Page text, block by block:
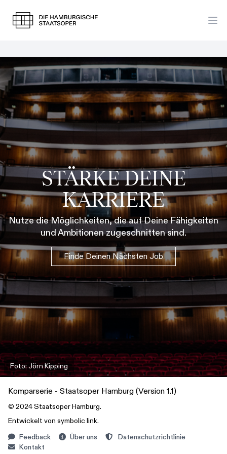
Foto: Jörn Kipping
STÄRKE DEINE
KARRIERE
Nutze die Möglichkeiten, die auf Deine Fähigkeiten
und Ambitionen zugeschnitten sind.
Finde Deinen Nächsten Job
Komparserie - Staatsoper Hamburg (Version 1.1)
© 2024Staatsoper Hamburg.
Entwickelt von symbolic link.
Feedback
Über uns
Datenschutzrichtlinie
Kontakt